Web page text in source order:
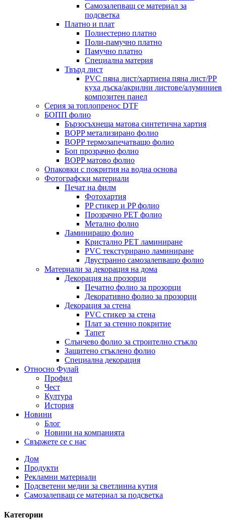
Самозалепващ се материал за
подсветка
Платно и плат
Полиестерно платно
Поли-памучно платно
Памучно платно
Специална материя
Твърд лист
PVC пяна лист/хартиена пяна лист/PP
куха дъска/акрилни листове/алуминиев
композитен панел
Серия за топлопренос DTF
БОПП фолио
Бързосъхнеща матова синтетична хартия
BOPP метализирано фолио
BOPP термозапечатващо фолио
Боп прозрачно фолио
BOPP матово фолио
Опаковки с покрития на водна основа
Фотографски материали
Печат на филм
Фотохартия
PP стикер и PP фолио
Прозрачно PET фолио
Метално фолио
Ламиниращо фолио
Кристално PET ламиниране
PVC текстурирано ламиниране
Двустранно самозалепващо фолио
Материали за декорация на дома
Декорация на прозорци
Печатно фолио за прозорци
Декоративно фолио за прозорци
Декорация за стена
PVC стикер за стена
Плат за стенно покритие
Тапет
Слънчево фолио за строително стъкло
Защитено стъклено фолио
Специална декорация
Относно Фулай
Профил
Чест
Култура
История
Новини
Блог
Новини на компанията
Свържете се с нас
Дом
Продукти
Рекламни материали
Подсветени медии за светлинна кутия
Самозалепващ се материал за подсветка
Категории